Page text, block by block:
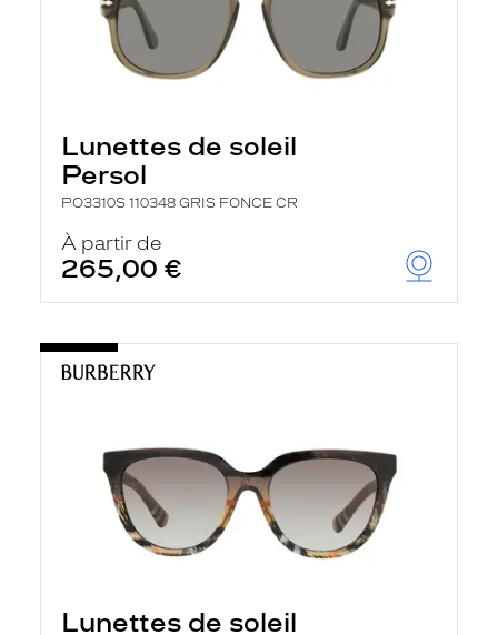
Lunettes de soleil
Persol
PO3310S 110348 GRIS FONCE CR
À partir de
265,00 €
Lunettes de soleil